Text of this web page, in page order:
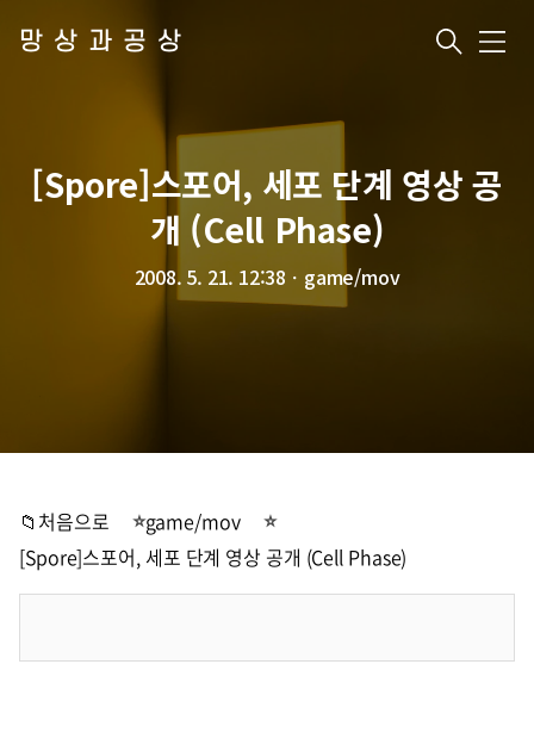
망상과공상 메
[Spore]스포어, 세포 단계 영상 공
개 (Cell Phase)
2008. 5. 21. 12:38 ㆍ game/mov
📁처음으로
game/mov
[Spore]스포어, 세포 단계 영상 공개 (Cell Phase)